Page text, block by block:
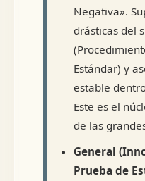
Negativa».
drásticas del
Estándar) y
estable
Este es el
de las
General
Prueba de